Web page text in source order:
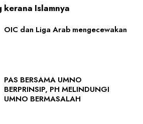
Islamnya
OIC dan Liga Arab mengecewakan
PAS BERSAMA UMNO
BERPRINSIP, PH MELINDUNGI
UMNO BERMASALAH